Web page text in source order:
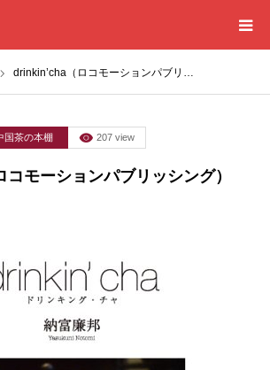
drinkin’cha（ロコモーションパブリ…
国茶の本棚 207 view
モーションパブリッシング）